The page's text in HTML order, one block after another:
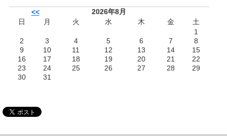
<<
2026年8月
日
月 火 水 木 金
土
1
2
3 4 5 6 7
8
9
10 11 12 13 14
15
16
17 18 19 20 21
22
23
24 25 26 27 28
29
30
31